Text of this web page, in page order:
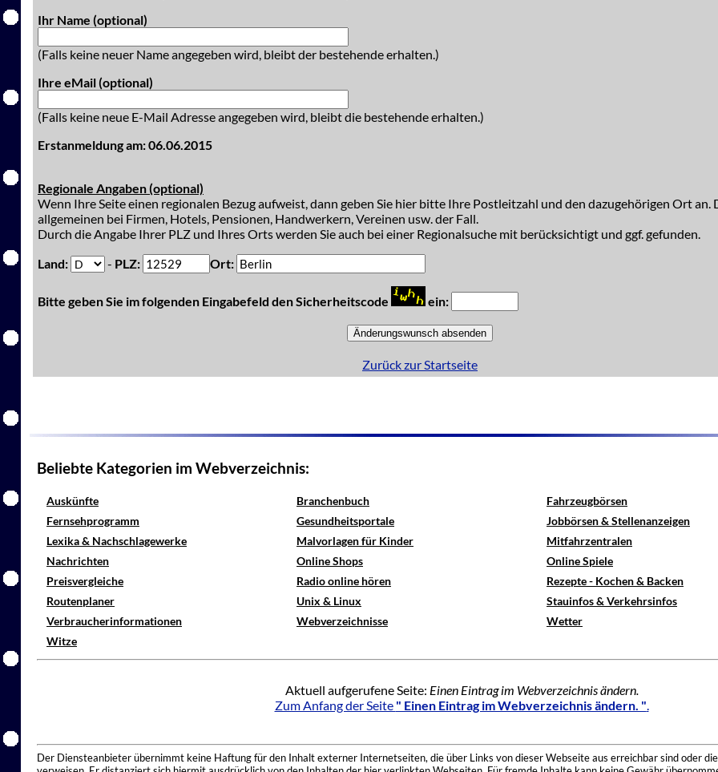
Ihr Name (optional)
(Falls keine neuer Name angegeben wird, bleibt der bestehende erhalten.)
Ihre eMail (optional)
(Falls keine neue E-Mail Adresse angegeben wird, bleibt die bestehende erhalten.)
Erstanmeldung am: 06.06.2015
Regionale Angaben (optional)
Wenn Ihre Seite einen regionalen Bezug aufweist, dann geben Sie hier bitte Ihre Postleitzahl und den dazugehörigen Ort an.
allgemeinen bei Firmen, Hotels, Pensionen, Handwerkern, Vereinen usw. der Fall.
Durch die Angabe Ihrer PLZ und Ihres Orts werden Sie auch bei einer Regionalsuche mit berücksichtigt und ggf. gefunden.
Land:
- PLZ: Ort:
Bitte geben Sie im folgenden Eingabefeld den Sicherheitscode ein:
Zurück zur Startseite
Beliebte Kategorien im Webverzeichnis:
Auskünfte Branchenbuch
Fahrzeugbörsen
Fernsehprogramm
Gesundheitsportale
Jobbörsen & Stellenanzeigen
Lexika & Nachschlagewerke
Malvorlagen für Kinder
Mitfahrzentralen
Nachrichten
Online Shops
Online Spiele
Preisvergleiche
Radio online hören
Rezepte - Kochen & Backen
Routenplaner
Unix & Linux
Stauinfos & Verkehrsinfos
Verbraucherinformationen
Webverzeichnisse
Wetter
Witze
Aktuell aufgerufene Seite: Einen Eintrag im Webverzeichnis ändern.
Zum Anfang der Seite " Einen Eintrag im Webverzeichnis ändern. ".
Der Diensteanbieter übernimmt keine Haftung für den Inhalt externer Internetseiten, die über Links von dieser Webseite aus erreichbar sind oder